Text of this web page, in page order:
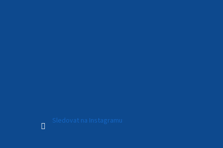
Sledovat na Instagramu